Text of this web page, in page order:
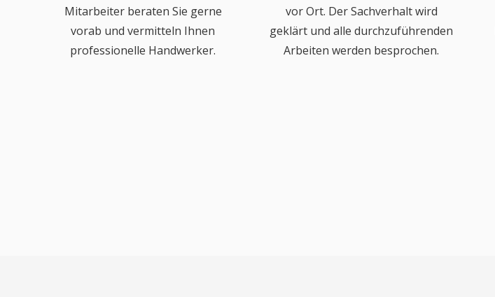
Mitarbeiter beraten Sie gerne
vorab und vermitteln Ihnen
professionelle Handwerker.
vor Ort. Der Sachverhalt wird
geklärt und alle durchzuführenden
Arbeiten werden besprochen.